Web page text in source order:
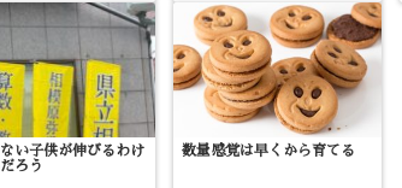
い子供が伸びるわけ
ろう
数量感覚は早くから育てる